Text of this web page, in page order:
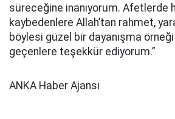
süreceğine inanıyorum. Afetlerde
kaybedenlere Allah’tan rahmet,
böylesi güzel bir dayanışma
geçenlere teşekkür ediyorum.”
ANKA Haber Ajansı